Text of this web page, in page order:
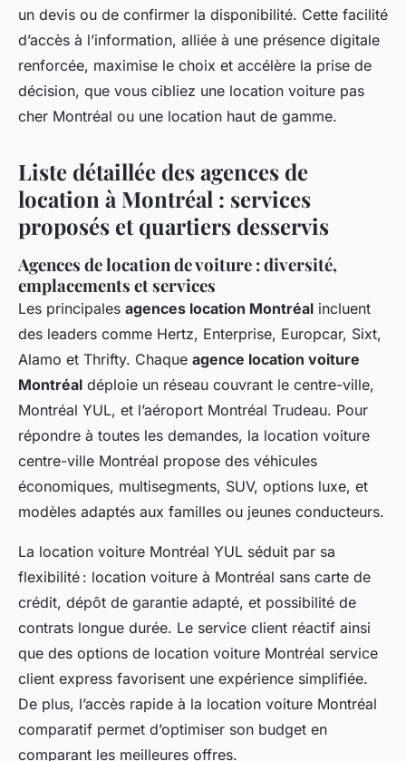
un devis ou de confirmer la disponibilité. Cette facilité
d’accès à l’information, alliée à une présence digitale
renforcée, maximise le choix et accélère la prise de
décision, que vous cibliez une location voiture pas
cher Montréal ou une location haut de gamme.
Liste détaillée des agences de
location à Montréal : services
proposés et quartiers desservis
Agences de location de voiture : diversité,
emplacements et services
Les principales agences location Montréal incluent
des leaders comme Hertz, Enterprise, Europcar, Sixt,
Alamo et Thrifty. Chaque agence location voiture
Montréal déploie un réseau couvrant le centre-ville,
Montréal YUL, et l’aéroport Montréal Trudeau. Pour
répondre à toutes les demandes, la location voiture
centre-ville Montréal propose des véhicules
économiques, multisegments, SUV, options luxe, et
modèles adaptés aux familles ou jeunes conducteurs.
La location voiture Montréal YUL séduit par sa
flexibilité : location voiture à Montréal sans carte de
crédit, dépôt de garantie adapté, et possibilité de
contrats longue durée. Le service client réactif ainsi
que des options de location voiture Montréal service
client express favorisent une expérience simplifiée.
De plus, l’accès rapide à la location voiture Montréal
comparatif permet d’optimiser son budget en
comparant les meilleures offres.